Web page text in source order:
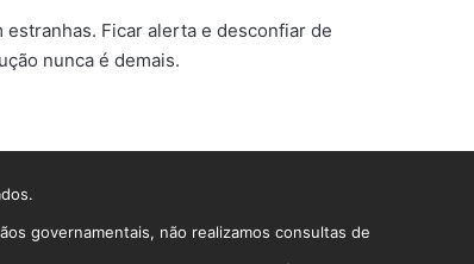
Ficar alerta e desconfiar de
nunca é demais.
governamentais, não realizamos consultas de